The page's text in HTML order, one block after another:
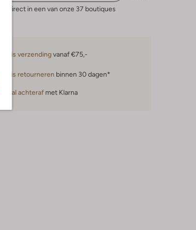
direct in een van onze 37 boutiques
Gratis verzendingvanaf €75,-
Gratis retourneren binnen 30 dagen*
Betaal achteraf met Klarna